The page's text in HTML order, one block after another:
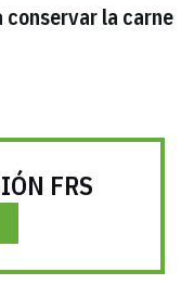
conservar la carne
FRS